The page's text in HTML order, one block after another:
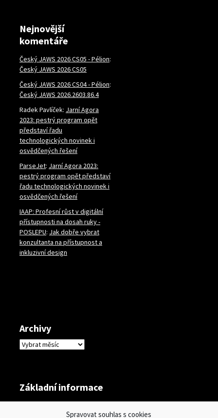
Spravovat souhlas s cookies
Nejnovější
komentáře
Český JAWS 2026 CS05 - Pélion:
Český JAWS 2026 CS05
Český JAWS 2026 CS04 - Pélion:
Český JAWS 2026.2603.86.4
Radek Pavlíček: Jarní Agora
2023: pestrý program opět
představí řadu
technologických novinek i
osvědčených řešení
ParseJet: Jarní Agora 2023:
pestrý program opět představí
řadu technologických novinek i
osvědčených řešení
IAAP: Profesní růst v digitální
přístupnosti na dosah ruky -
POSLEPU: Jak dobře vybrat
konzultanta na přístupnost a
inkluzivní design
Archivy
Archivy
Základní informace